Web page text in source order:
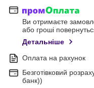
Ви отримаєте
або гроші
Детальніше
Оплата на рахунок
Безготівковий
банк))